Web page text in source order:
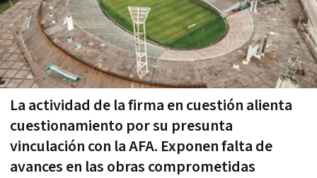
La actividad de la firma en cuestión alienta
cuestionamiento por su presunta
vinculación con la AFA. Exponen falta de
avances en las obras comprometidas